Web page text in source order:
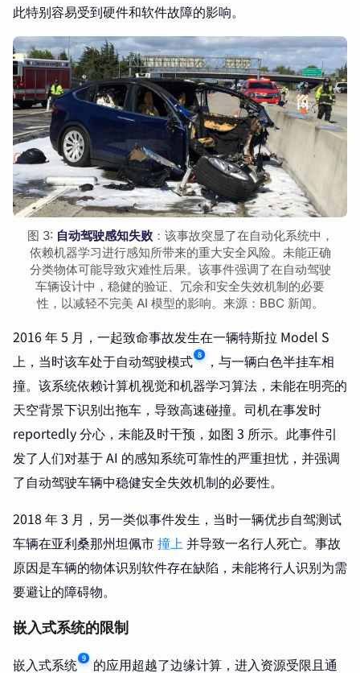
此特别容易受到硬件和软件故障的影响。
图 3: 自动驾驶感知失败：该事故突显了在自动化系统中，
依赖机器学习进行感知所带来的重大安全风险。未能正确
分类物体可能导致灾难性后果。该事件强调了在自动驾驶
车辆设计中，稳健的验证、冗余和安全失效机制的必要
性，以减轻不完美 AI 模型的影响。来源：BBC 新闻。
2016 年 5 月，一起致命事故发生在一辆特斯拉 Model S
上，当时该车处于自动驾驶模式 8
，与一辆白色半挂车相
撞。该系统依赖计算机视觉和机器学习算法，未能在明亮的
天空背景下识别出拖车，导致高速碰撞。司机在事发时
reportedly 分心，未能及时干预，如图 3 所示。此事件引
发了人们对基于 AI 的感知系统可靠性的严重担忧，并强调
了自动驾驶车辆中稳健安全失效机制的必要性。
2018 年 3 月，另一类似事件发生，当时一辆优步自驾测试
车辆在亚利桑那州坦佩市撞上 并导致一名行人死亡。事故
原因是车辆的物体识别软件存在缺陷，未能将行人识别为需
要避让的障碍物。
嵌入式系统的限制
嵌入式系统 9 的应用超越了边缘计算，进入资源受限且通